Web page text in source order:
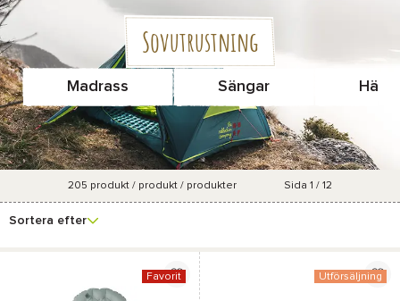
Sovutrustning
Madrass Sängar
filter
205 produkt / produkt / produkter Sida 1 / 12
Sortera efter
Favorit Utförsäljning